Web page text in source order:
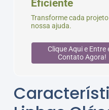
Eficiente
Transforme cada
nossa ajuda.
Clique Aqui e Entre
Contato Agora!